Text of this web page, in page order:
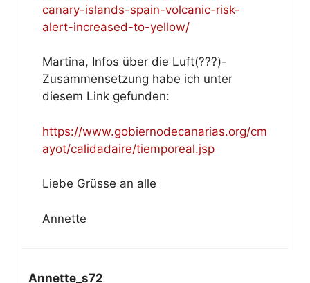
canary-islands-spain-volcanic-risk-
alert-increased-to-yellow/
Martina, Infos über die Luft(???)-
Zusammensetzung habe ich unter
diesem Link gefunden:
https://www.gobiernodecanarias.org/cm
ayot/calidadaire/tiemporeal.jsp
Liebe Grüsse an alle
Annette
Annette_s72